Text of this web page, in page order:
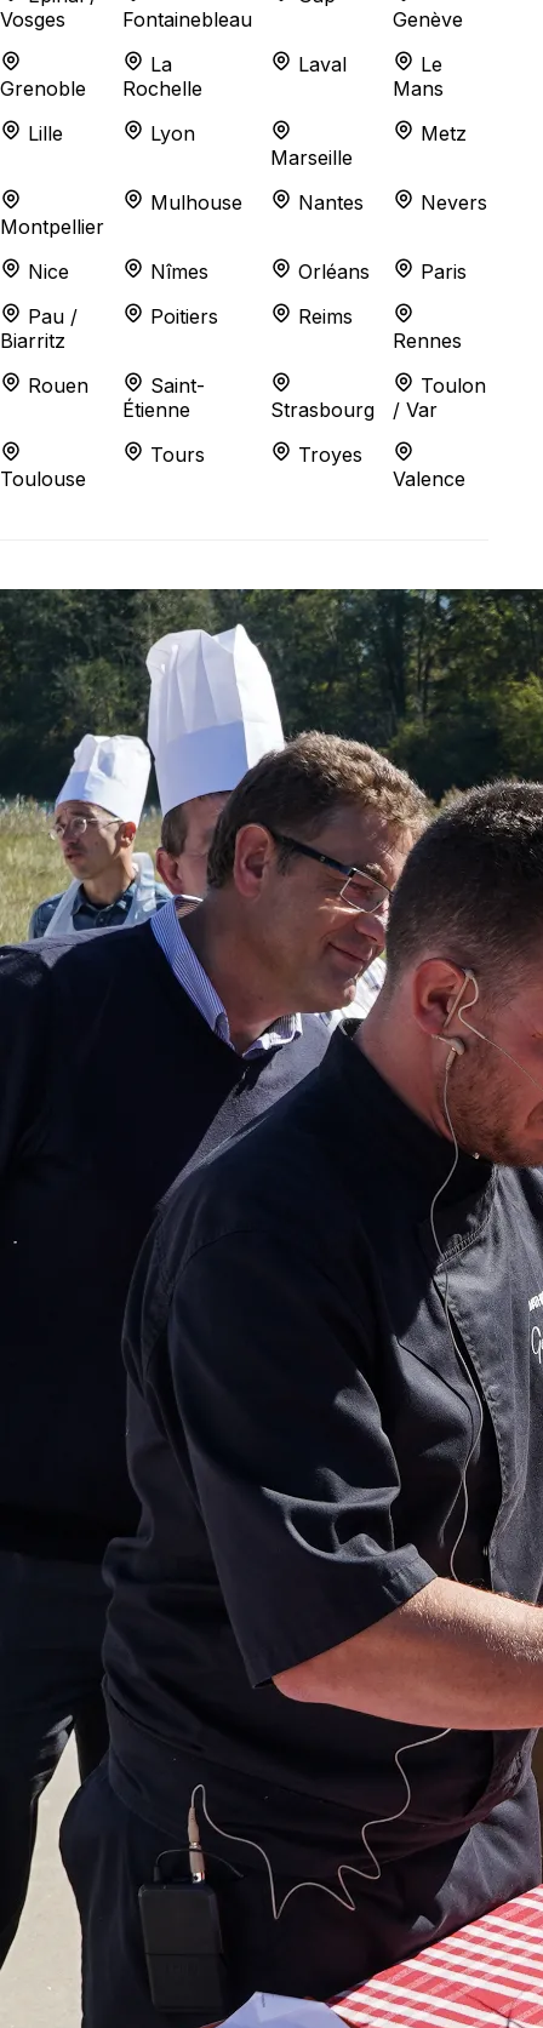
Marseille
Metz Montpellier
Mulhouse
Nantes
Nevers Nîmes
Orléans
Paris
Pau / Biarritz Poitiers
Reims
Rennes
Rouen Saint-Étienne
Strasbourg
Toulon / Var
Toulouse Tours
Troyes
Organiser un événement
RSE
Organiser mon événement RSE
Organiser un
Organiser un challenge d'entreprise RSE
Organiser un journée d'entreprise RSE
Organiser
un atelier d'entreprise RSE
Vosges
Fontainebleau
Genève
Grenoble
La
Rochelle
Laval
Le
Mans
Lille
Lyon
Marseille
Metz
Montpellier
Mulhouse Nantes Nevers
Nice Nîmes Orléans
Paris
Pau /
Biarritz
Poitiers
Reims
Rennes
Rouen
Saint-
Étienne
Strasbourg
Toulon
/ Var
Toulouse
Tours
Troyes
Valence